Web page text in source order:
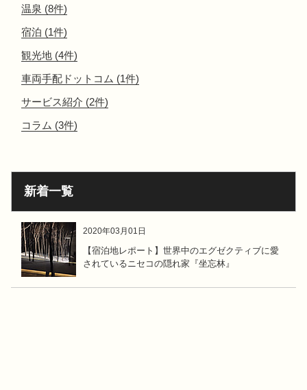
温泉 (8件)
宿泊 (1件)
観光地 (4件)
車両手配ドットコム (1件)
サービス紹介 (2件)
コラム (3件)
新着一覧
2020年03月01日
【宿泊地レポート】世界中のエグゼクティブに愛
されているニセコの隠れ家『坐忘林』